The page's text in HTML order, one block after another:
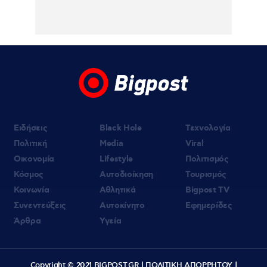
Ειδήσεις
Πολιτική
Οικονομία
Κόσμος
Κοινωνία
Συνεντεύξεις
Άρθρα
Black Hole
Media
Lifestyle
Αυτοδιοίκηση
Αθλητικά
Αυτοκίνητο
Υγεία
Τεχνολογία
Viral
Πολιτισμός
Τουρισμός
Bigpost TV
Εφημερίδες
Copyright © 2021 BIGPOST.GR | ΠΟΛΙΤΙΚΗ ΑΠΟΡΡΗΤΟΥ|